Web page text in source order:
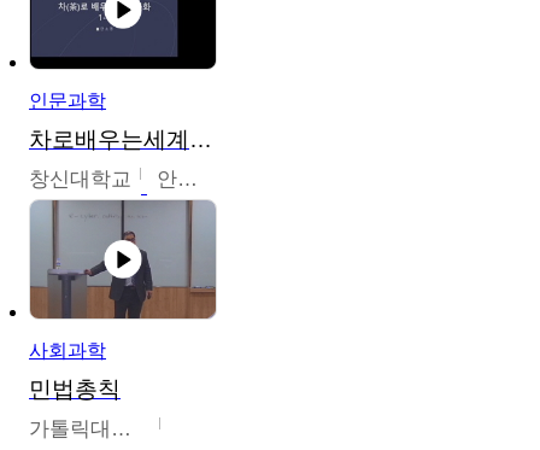
인문과학
차로배우는세계문화
창신대학교 안소영
사회과학
민법총칙
가톨릭대학교